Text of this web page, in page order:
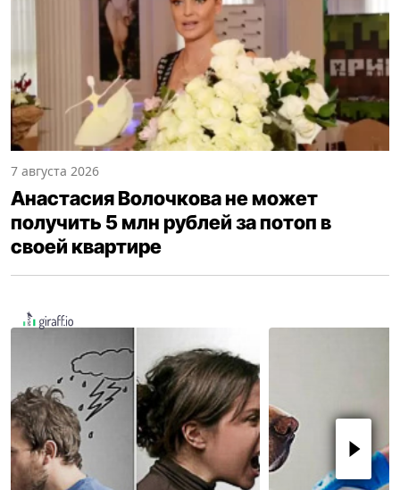
7 августа 2026
Анастасия Волочкова не может
получить 5 млн рублей за потоп в
своей квартире